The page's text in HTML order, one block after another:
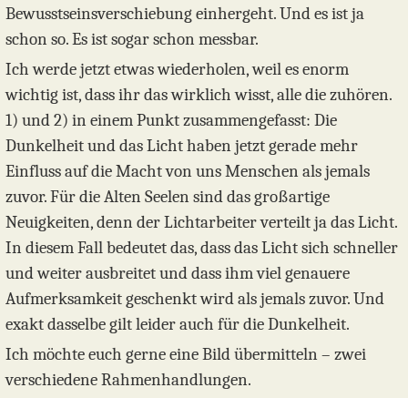
Bewusstseinsverschiebung einhergeht. Und es ist ja
schon so. Es ist sogar schon messbar.
Ich werde jetzt etwas wiederholen, weil es enorm
wichtig ist, dass ihr das wirklich wisst, alle die zuhören.
1) und 2) in einem Punkt zusammengefasst: Die
Dunkelheit und das Licht haben jetzt gerade mehr
Einfluss auf die Macht von uns Menschen als jemals
zuvor. Für die Alten Seelen sind das großartige
Neuigkeiten, denn der Lichtarbeiter verteilt ja das Licht.
In diesem Fall bedeutet das, dass das Licht sich schneller
und weiter ausbreitet und dass ihm viel genauere
Aufmerksamkeit geschenkt wird als jemals zuvor. Und
exakt dasselbe gilt leider auch für die Dunkelheit.
Ich möchte euch gerne eine Bild übermitteln – zwei
verschiedene Rahmenhandlungen.